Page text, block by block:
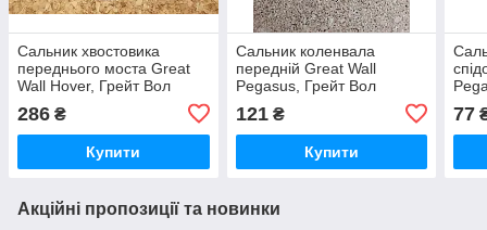
Сальник хвостовика
переднього моста Great
Wall Hover, Грейт Вол
286 ₴
Купити
Сальник коленвала
передній Great Wall
Pegasus, Грейт Вол
121₴
Купити
77
Акційні пропозиції та новинки